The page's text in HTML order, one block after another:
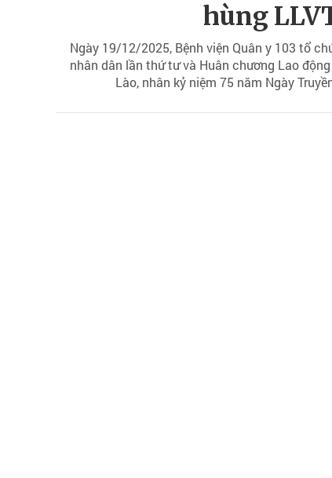
hùng
Ngày 19/12/2025, Bệnh viện Quân y 103 tổ
nhân dân lần thứ tư và Huân chương Lao
Lào, nhân kỷ niệm 75 năm Ngày